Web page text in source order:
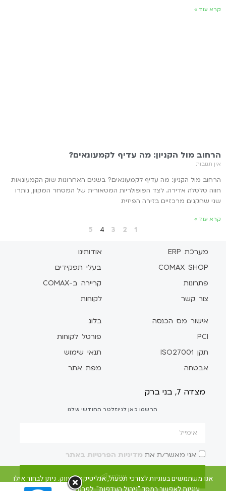
קרא עוד »
הרחוב מול הקניון: מה עדיף לקמעונאים?
אין תגובות
הרחוב מול הקניון: מה עדיף לקמעונאים? בשנים האחרונות שוק הקמעונאות
חווה טלטלה אדירה. לצד הפופולריות המטאורית של המסחר המקוון, נותרו
שני שחקנים מרכזיים בזירה הפיזית
קרא עוד »
1
2
3
4
5
מערכת ERP
COMAX SHOP
פתרונות
צור קשר
אודותינו
בעלי תפקידים
קריירה ב-COMAX
לקוחות
אישור מס הכנסה
PCI
תקן ISO27001
אבטחה
בלוג
פורטל לקוחות
תנאי שימוש
מפת אתר
מצדה 7, בני ברק
הרשמו כאן לניוזלטר החודשי שלנו
אני מאשר/ת את מדיניות הפרטיות באתר
שלח/י
אנו משתמשים בעוגיות לצורכי תפעול, אנליטיקה ושיווק. ניתן לבחור אילו